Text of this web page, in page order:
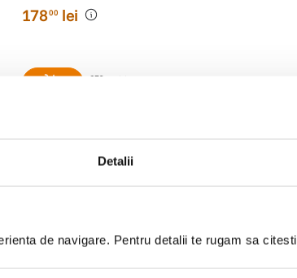
Detalii
de navigare. Pentru detalii te rugam sa citesti
17800 lei